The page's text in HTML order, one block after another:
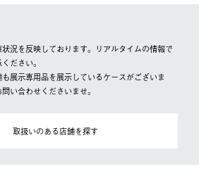
状況を反映しております。リアルタイムの情報で
ださい。
も展示専用品を展示しているケースがございま
い合わせくださいませ。
取扱いのある店舗を探す